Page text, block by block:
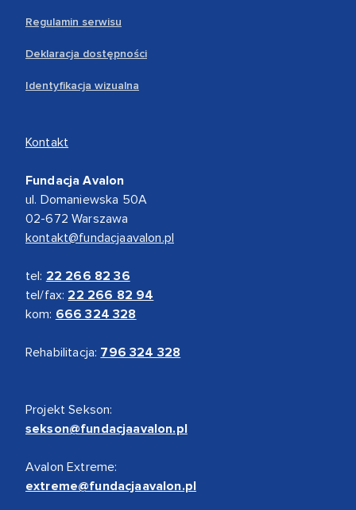
Regulamin serwisu
Deklaracja dostępności
Identyfikacja wizualna
Kontakt
Fundacja Avalon
ul. Domaniewska 50A
02-672 Warszawa
kontakt@fundacjaavalon.pl
tel: 22 266 82 36
tel/fax: 22 266 82 94
kom: 666 324 328
Rehabilitacja: 796 324 328
Projekt Sekson:
sekson@fundacjaavalon.pl
Avalon Extreme:
extreme@fundacjaavalon.pl